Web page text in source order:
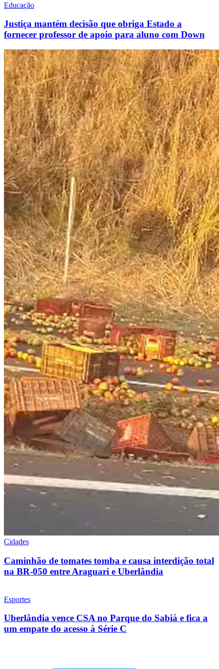
Educação
Justiça mantém decisão que obriga Estado a
fornecer professor de apoio para aluno com Down
Cidades
Caminhão de tomates tomba e causa interdição total
na BR-050 entre Araguari e Uberlândia
Esportes
Uberlândia vence CSA no Parque do Sabiá e fica a
um empate do acesso à Série C